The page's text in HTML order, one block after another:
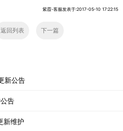
紫霞-客服发表于:2017-05-10 17:22:15
返回列表 下一篇
新公告
告
新维护